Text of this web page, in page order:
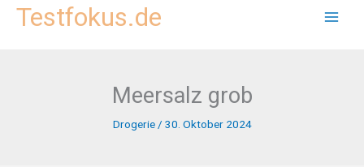
InhaltTestfokus.de
Meersalz grob
Drogerie/ 30. Oktober 2024